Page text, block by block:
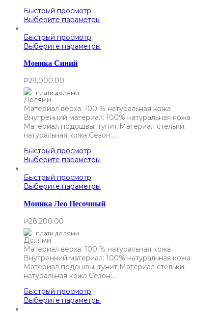
Быстрый просмотр
Выберите параметры
Быстрый просмотр
Выберите параметры
Моника Синий
₽29,000.00
плати долями
Материал верха: 100 % натуральная кожа
Внутренний материал: 100% натуральная кожа
Материал подошвы: тунит Материал стельки:
натуральная кожа Сезон:…
Быстрый просмотр
Выберите параметры
Быстрый просмотр
Выберите параметры
Моника Лео Песочный
₽28,200.00
плати долями
Материал верха: 100 % натуральная кожа
Внутренний материал: 100% натуральная кожа
Материал подошвы: тунит Материал стельки:
натуральная кожа Сезон:…
Быстрый просмотр
Выберите параметры